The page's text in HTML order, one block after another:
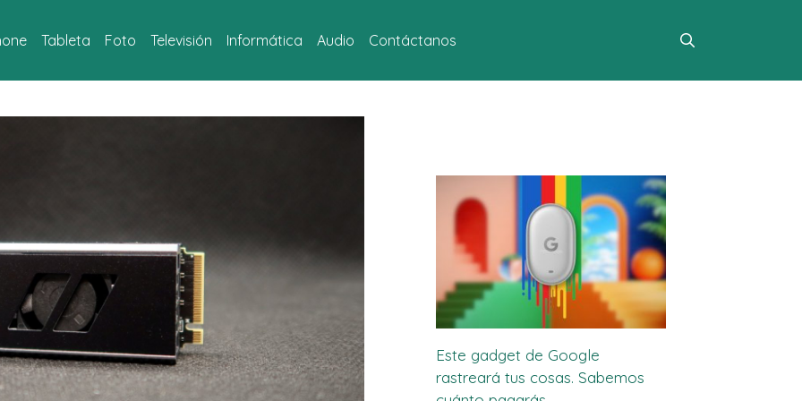
Tableta Foto Televisión Informática Audio Contáctanos
Este gadget de Google
rastreará tus cosas. Sabemos